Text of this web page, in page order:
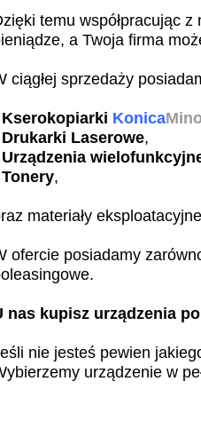
temu współpracując
a Twoja firma
ciągłej sprzedaży
Kserokopiarki Konica
Drukarki Laserowe,
Urządzenia
Tonery,
materiały
ofercie posiadamy
nas kupisz urządzenia
nie jesteś pewien
urządzenie w